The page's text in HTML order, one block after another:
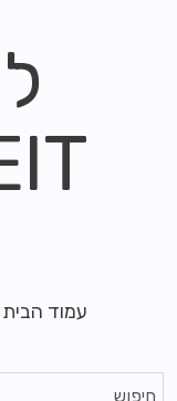
עמוד הבית